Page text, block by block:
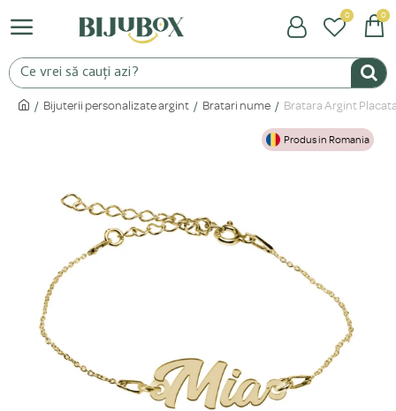
0 0
Bijuterii personalizate argint Bratari nume Bratara Argint
Produs in Romania